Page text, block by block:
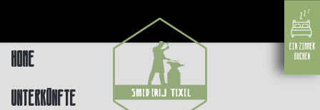
Home
Unterkünfte